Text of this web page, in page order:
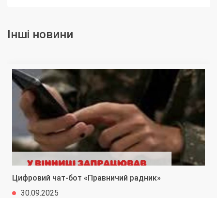
Інші новини
Цифровий чат-бот «Правничий радник»
30.09.2025